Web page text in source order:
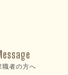
職者の方へ